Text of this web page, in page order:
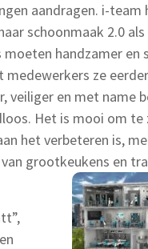
aandragen. i-team
schoonmaak 2.0
handzamer en
ze
veiliger en met name
Het is mooi om te
het verbeteren is,
grootkeukens en